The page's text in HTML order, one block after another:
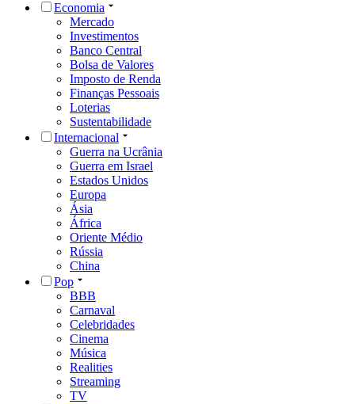
Economia
Mercado
Investimentos
Banco Central
Bolsa de Valores
Imposto de Renda
Finanças Pessoais
Loterias
Sustentabilidade
Internacional
Guerra na Ucrânia
Guerra em Israel
Estados Unidos
Europa
Ásia
África
Oriente Médio
Rússia
China
Pop
BBB
Carnaval
Celebridades
Cinema
Música
Realities
Streaming
TV